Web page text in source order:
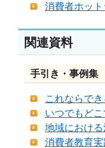
消費者ホッ
関連資料
手引き・事例集
これならで
いつでもど
地域におけ
消費者教育